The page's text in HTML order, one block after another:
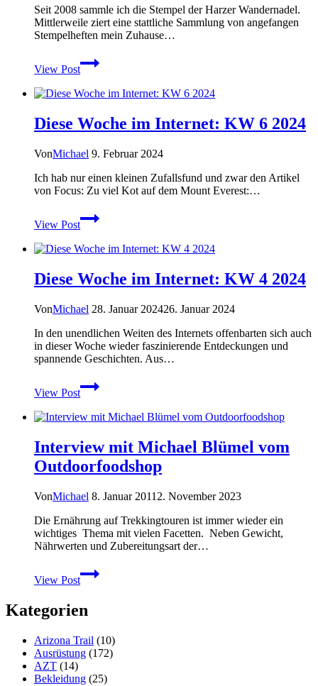
Seit 2008 sammle ich die Stempel der Harzer Wandernadel.
Mittlerweile ziert eine stattliche Sammlung von angefangen
Stempelheften mein Zuhause…
View Post
#HWN2024
Diese Woche im Internet: KW 6 2024
VonMichael 9. Februar 2024
Ich hab nur einen kleinen Zufallsfund und zwar den Artikel
von Focus: Zu viel Kot auf dem Mount Everest:…
View Post
Diese
Woche
Internet:
6
2024
Diese Woche im Internet: KW 4 2024
VonMichael 28. Januar 202426. Januar 2024
In den unendlichen Weiten des Internets offenbarten sich auch
in dieser Woche wieder faszinierende Entdeckungen und
spannende Geschichten. Aus…
View Post
Diese
Woche
Internet:
4
2024
Interview mit Michael Blümel vom
Outdoorfoodshop
VonMichael 8. Januar 2011 2. November 2023
Die Ernährung auf Trekkingtouren ist immer wieder ein
wichtiges Thema mit vielen Facetten. Neben Gewicht,
Nährwerten und Zubereitungsart der…
View Post
Interview
mit
Blümel
Kategorien
Arizona Trail (10)
Ausrüstung (172)
AZT (14)
Bekleidung (25)